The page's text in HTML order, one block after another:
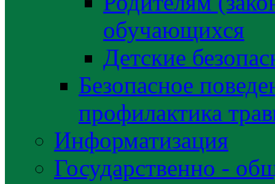
обучающихся
Детские
Безопасное
профилактика
Информатизация
Государственно -